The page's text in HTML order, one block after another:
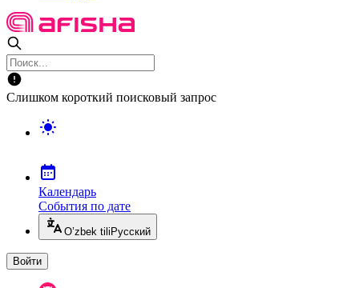
Слишком короткий поисковый запрос
Календарь
События по дате
O’zbek tili Русский
Войти